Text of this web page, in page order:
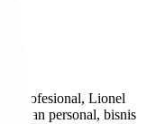
profesional, Lionel
personal, bisnis